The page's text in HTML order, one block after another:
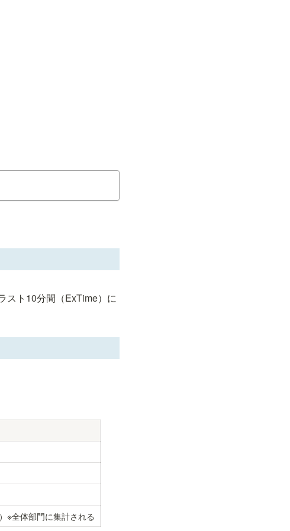
スト10分間（ExTime）に
※全体部門に集計される